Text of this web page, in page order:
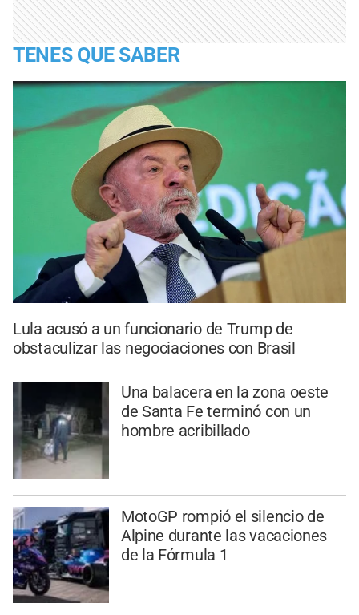
TENES QUE SABER
Lula acusó a un funcionario de Trump de
obstaculizar las negociaciones con Brasil
Una balacera en la zona oeste
de Santa Fe terminó con un
hombre acribillado
MotoGP rompió el silencio de
Alpine durante las vacaciones
de la Fórmula 1